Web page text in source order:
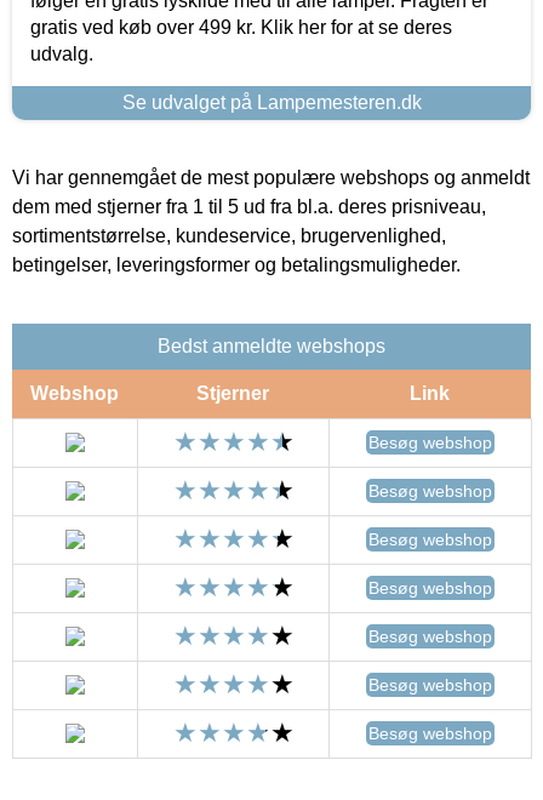
gratis ved køb over 499 kr. Klik her for at se deres
udvalg.
Se udvalget på Lampemesteren.dk
Vi har gennemgået de mest populære webshops og anmeldt
dem med stjerner fra 1 til 5 ud fra bl.a. deres prisniveau,
sortimentstørrelse, kundeservice, brugervenlighed,
betingelser, leveringsformer og betalingsmuligheder.
Bedst anmeldte webshops
Webshop Stjerner Link
Besøg webshop
Besøg webshop
Besøg webshop
Besøg webshop
Besøg webshop
Besøg webshop
Besøg webshop